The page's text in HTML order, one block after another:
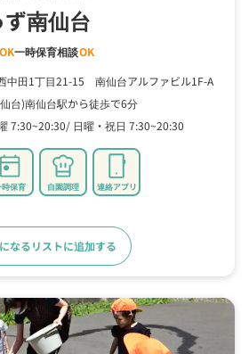
南仙台
OK一時保育相談OK
中田1丁目21-15 南仙台アルファビル1F-A
台)南仙台駅から徒歩で6分
7:30~20:30 日曜・祝日 7:30~20:30
時保育 自園調理 連絡アプリ
なるリストに追加する